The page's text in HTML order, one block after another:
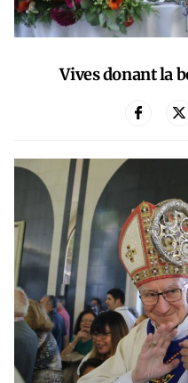
Vives donant la